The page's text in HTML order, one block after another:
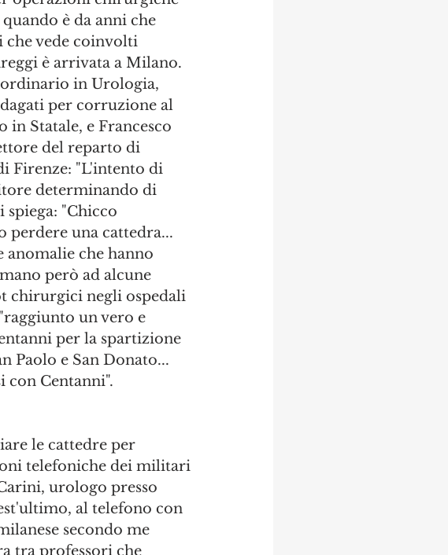
è da anni che
che vede coinvolti
è arrivata a Milano.
ordinario in Urologia,
per corruzione al
Statale, e Francesco
del reparto di
Firenze: "L'intento di
determinando di
"Chicco
perdere una cattedra...
anomalie che hanno
però ad alcune
chirurgici negli ospedali
un vero e
per la spartizione
Paolo e San Donato...
Centanni".
le cattedre per
telefoniche dei militari
urologo presso
al telefono con
secondo me
tra professori che